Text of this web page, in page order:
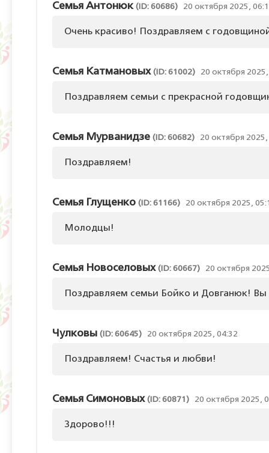
Семья Антонюк (ID: 60686) 20 октября 2025,
Очень красиво! Поздравляем с
Семья Катмановых (ID: 61002) 20 октября
Поздравляем семьи с прекрасной
Семья Мурванидзе (ID: 60682) 20 октября
Поздравляем!
Семья Глущенко (ID: 61166) 20 октября 2025,
Молодцы!
Семья Новоселовых (ID: 60667) 20 октября
Поздравляем семьи Бойко и Довганюк!
Чулковы (ID: 60645) 20 октября 2025, 04:32
Поздравляем! Счастья и любви!
Семья Симоновых (ID: 60871) 20 октября 2025,
Здорово!!!